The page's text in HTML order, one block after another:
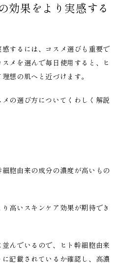
効果をより実感する
するには、コスメ選びも重要で
メを選んで毎日使用すると、ヒ
想の肌へと近づけます。
の選び方についてくわしく解説
胞由来の成分の濃度が高いもの
高いスキンケア効果が期待でき
んでいるので、
ヒト幹細胞由来
記載されているか確認し、高濃